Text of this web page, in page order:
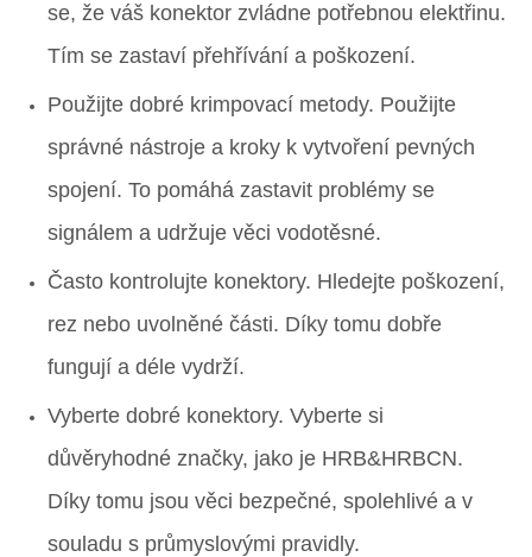
se, že váš konektor zvládne potřebnou elektřinu.
Tím se zastaví přehřívání a poškození.
Použijte dobré krimpovací metody. Použijte
správné nástroje a kroky k vytvoření pevných
spojení. To pomáhá zastavit problémy se
signálem a udržuje věci vodotěsné.
Často kontrolujte konektory. Hledejte poškození,
rez nebo uvolněné části. Díky tomu dobře
fungují a déle vydrží.
Vyberte dobré konektory. Vyberte si
důvěryhodné značky, jako je HRB&HRBCN.
Díky tomu jsou věci bezpečné, spolehlivé a v
souladu s průmyslovými pravidly.